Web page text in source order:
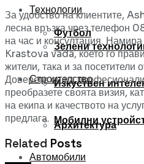
Футбол
Строителство
Архитектура
Технологии
Зелени
Изкуствен
Мобилни
Автомобили
За удобство на клиентите,
лесна връзка чрез телефон
на час и консултация.
Krastova vada, което го
жители, така и за посетители
Доверете се на
преобразете своята визия,
на екипа и качеството на
предлага.
Related Posts